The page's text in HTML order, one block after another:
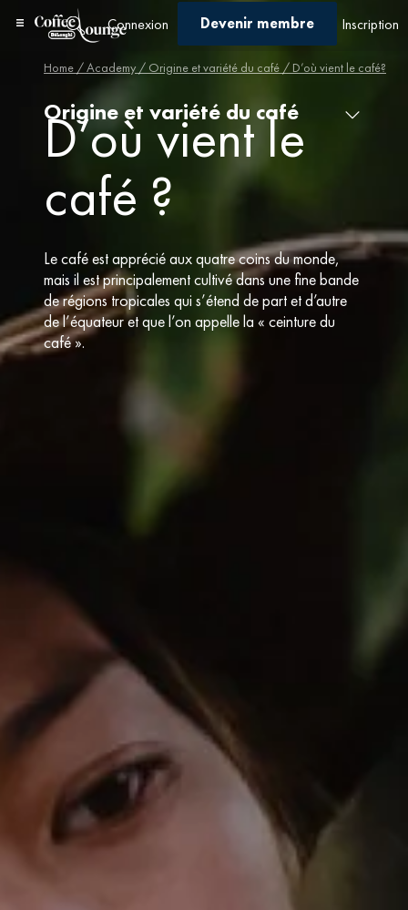
Connexion Devenir membre Inscription
Home /Academy / Origine et variété du café / D’où vient le café?
Origine et variété du café
D’où vient le
café ?
Le café est apprécié aux quatre coins du monde,
mais il est principalement cultivé dans une fine bande
de régions tropicales qui s’étend de part et d’autre
de l’équateur et que l’on appelle la « ceinture du
café ».